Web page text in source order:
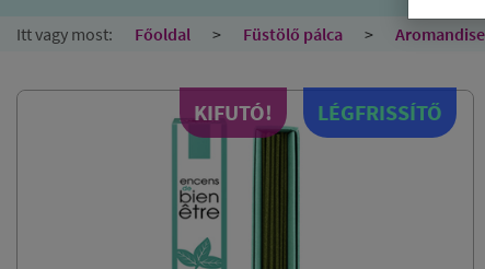
Itt vagy most: Főoldal Füstölő pálca Aromandise
KIFUTÓ! LÉGFRISSÍTŐ